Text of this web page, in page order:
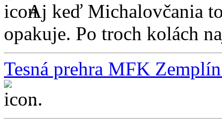
Aj keď Michalovčania
opakuje. Po troch kolách
Tesná prehra MFK
...